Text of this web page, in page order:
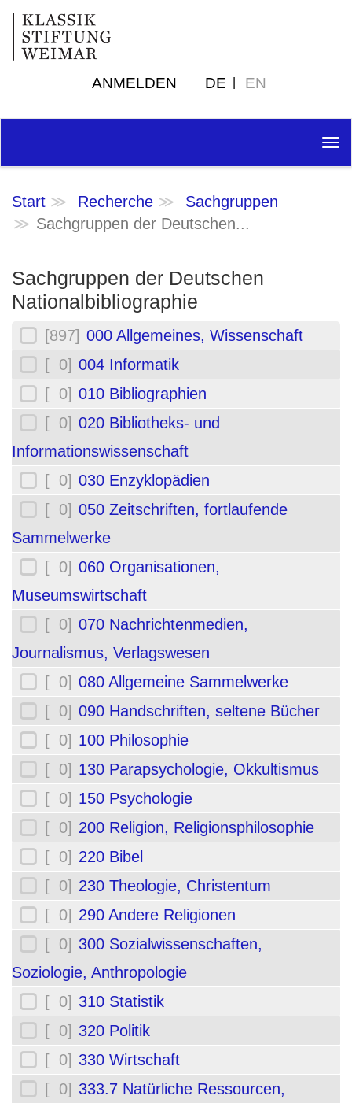
ANMELDEN DE EN
Start Recherche
Sachgruppen
Sachgruppen der Deutschen...
Sachgruppen der Deutschen
Nationalbibliographie
[897] 000 Allgemeines, Wissenschaft
[ 0] 004 Informatik
[ 0] 010 Bibliographien
[ 0] 020 Bibliotheks- und
Informationswissenschaft
[ 0] 030 Enzyklopädien
[ 0] 050 Zeitschriften, fortlaufende
Sammelwerke
[ 0] 060 Organisationen,
Museumswirtschaft
[ 0] 070 Nachrichtenmedien,
Journalismus, Verlagswesen
[ 0] 080 Allgemeine Sammelwerke
[ 0] 090 Handschriften, seltene Bücher
[ 0] 100 Philosophie
[ 0] 130 Parapsychologie, Okkultismus
[ 0] 150 Psychologie
[ 0] 200 Religion, Religionsphilosophie
[ 0] 220 Bibel
[ 0] 230 Theologie, Christentum
[ 0] 290 Andere Religionen
[ 0] 300 Sozialwissenschaften,
Soziologie, Anthropologie
[ 0] 310 Statistik
[ 0] 320 Politik
[ 0] 330 Wirtschaft
[ 0] 333.7 Natürliche Ressourcen,